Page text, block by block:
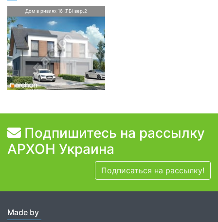
Дом в ривиях 16 (ГБ) вер.2
Подпишитесь на рассылку
АРХОН Украина
Подписаться на рассылку!
Made by